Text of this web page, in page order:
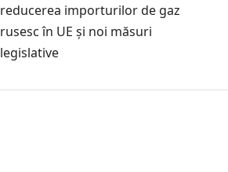
reducerea importurilor de gaz
rusesc în UE și noi măsuri
legislative